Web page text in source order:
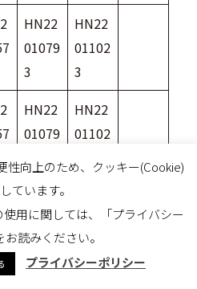
HN22
01079
3
HN22
01102
3
HN22
01079
4
HN22
01102
4
HN22
01079
5
01102
5
性向上のため、クッキー(Cookie)
ています。
用に関しては、「プライバシー
読みください。
プライバシーポリシー